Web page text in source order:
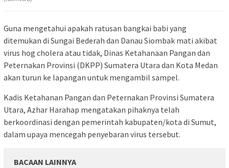
Guna mengetahui apakah ratusan bangkai babi yang
ditemukan di Sungai Bederah dan Danau Siombak mati akibat
virus hog cholera atau tidak, Dinas Ketahanaan Pangan dan
Peternakan Provinsi (DKPP) Sumatera Utara dan Kota Medan
akan turun ke lapangan untuk mengambil sampel.
Kadis Ketahanan Pangan dan Peternakan Provinsi Sumatera
Utara, Azhar Harahap mengatakan pihaknya telah
berkoordinasi dengan pemerintah kabupaten/kota di Sumut,
dalam upaya mencegah penyebaran virus tersebut.
BACAAN LAINNYA